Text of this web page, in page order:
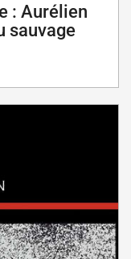
: Aurélien
sauvage